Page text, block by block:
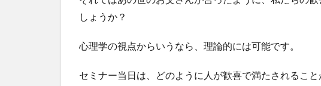
しょうか？
心理学の視点からいうなら、理論的には可能です。
セミナー当日は、どのように人が歓喜で満たされるこ